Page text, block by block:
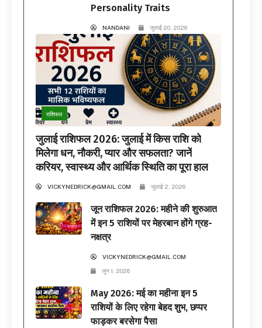
Personality Traits
NANDANI जुलाई 20, 2026
राशिफल
जुलाई राशिफल 2026: जुलाई में किस राशि को
मिलेगा धन, नौकरी, प्यार और सफलता? जानें
करियर, स्वास्थ्य और आर्थिक स्थिति का पूरा हाल
VICKYNEDRICK@GMAIL.COM जुलाई 2, 2026
जून राशिफल 2026: महीने की शुरुआत
में इन 5 राशियों पर मेहरबान होंगे ग्रह-
नक्षत्र
VICKYNEDRICK@GMAIL.COM
जून 1, 2026
May 2026: मई का महीना इन 5
राशियों के लिए रहेगा बेहद शुभ, छप्पर
फाड़कर बरसेगा पैसा